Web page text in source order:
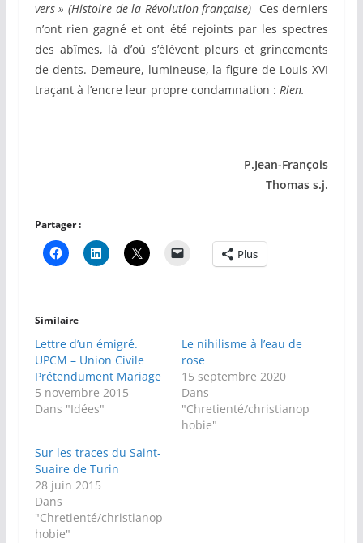
vers » (Histoire de la Révolution française) Ces derniers
n’ont rien gagné et ont été rejoints par les spectres
des abîmes, là d’où s’élèvent pleurs et grincements
de dents. Demeure, lumineuse, la figure de Louis XVI
traçant à l’encre leur propre condamnation : Rien.
P.Jean-François
Thomas s.j.
Partager :
Plus
Similaire
Lettre d’un émigré.
UPCM – Union Civile
Prétendument Mariage
5 novembre 2015
Dans "Idées"
Le nihilisme à l’eau de
rose
15 septembre 2020
Dans
"Chretienté/christianop
hobie"
Sur les traces du Saint-
Suaire de Turin
28 juin 2015
Dans
"Chretienté/christianop
hobie"